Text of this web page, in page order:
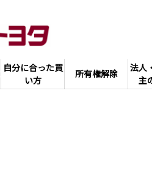
自分に合った買
い方
所有権解除
法人
主